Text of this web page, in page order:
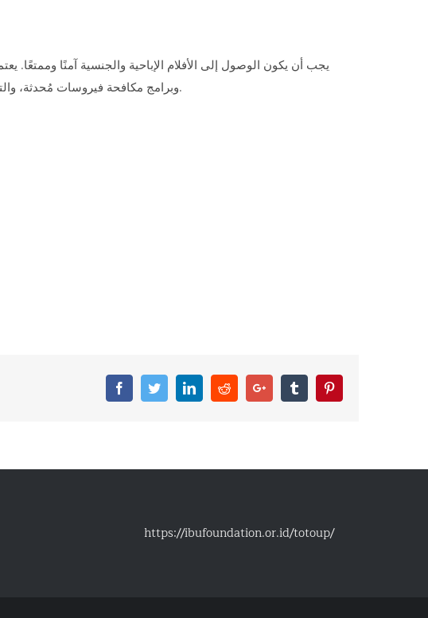
يجب أن يكون الوصول إلى الأفلام الإباحية والجنسية آمنًا
وبرامج مكافحة فيروسات مُحدثة، والتثقيف المُستمر. تُقدم المنصات الآمنة محتوى عالي الجودة ومُحدثًا ومحميًا، مما يضمن تجربة إنترنت خالية من المخاطر.
FacebookTwitterLinkedinRedditGoogle+ Tumblr
https://ibufoundation.or.id/totoup/